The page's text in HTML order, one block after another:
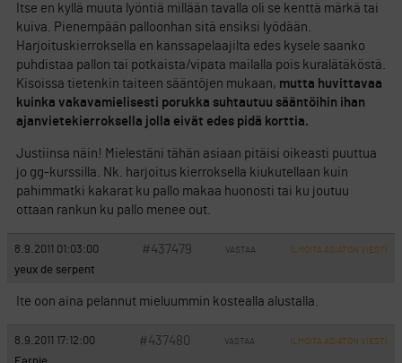
Itse en kyllä muuta lyöntiä millään tavalla oli se kenttä märkä tai
kuiva. Pienempään palloonhan sitä ensiksi lyödään.
Harjoituskierroksella en kanssapelaajilta edes kysele saanko
puhdistaa pallon tai potkaista/vipata mailalla pois kuralätäköstä.
Kisoissa tietenkin taiteen sääntöjen mukaan, mutta huvittavaa
kuinka vakavamielisesti porukka suhtautuu sääntöihin ihan
ajanvietekierroksella jolla eivät edes pidä korttia.
Justiinsa näin! Mielestäni tähän asiaan pitäisi oikeasti puuttua
jo gg-kurssilla. Nk. harjoitus kierroksella kiukutellaan kuin
pahimmatki kakarat ku pallo makaa huonosti tai ku joutuu
ottaan rankun ku pallo menee out.
8.9.2011 01:03:00 #437479 VASTAA ILMOITA ASIATON VIESTI
yeux de serpent
Ite oon aina pelannut mieluummin kostealla alustalla.
8.9.2011 17:12:00 #437480 VASTAA ILMOITA ASIATON VIESTI